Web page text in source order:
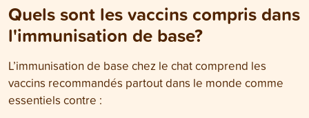
Quels sont les vaccins compris dans
l'immunisation de base?
L’immunisation de base chez le chat comprend les
vaccins recommandés partout dans le monde comme
essentiels contre :